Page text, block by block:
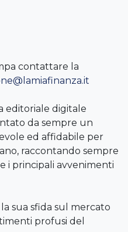
contattare la
editoriale digitale
da sempre un
ed affidabile per
raccontando sempre
i principali avvenimenti
sua sfida sul mercato
profusi del